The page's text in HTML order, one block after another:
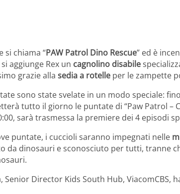
si chiama “PAW Patrol Dino Rescue” ed è
aggiunge Rex un cagnolino disabile
grazie alla sedia a rotelle per le zampette
sono state svelate in un modo speciale:
tutto il giorno le puntate di “Paw Patrol –
sarà trasmessa la premiere dei 4 episodi
puntate, i cuccioli saranno impegnati nelle
da dinosauri e sconosciuto per tutti, tranne
Senior Director Kids South Hub, ViacomCBS,